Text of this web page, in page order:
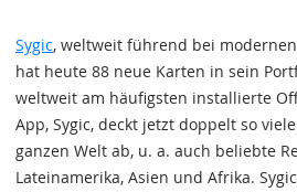
Sygic, weltweit führend bei modernen
hat heute 88 neue Karten in sein
weltweit am häufigsten installierte
App, Sygic, deckt jetzt doppelt so
ganzen Welt ab, u. a. auch beliebte
Lateinamerika, Asien und Afrika.